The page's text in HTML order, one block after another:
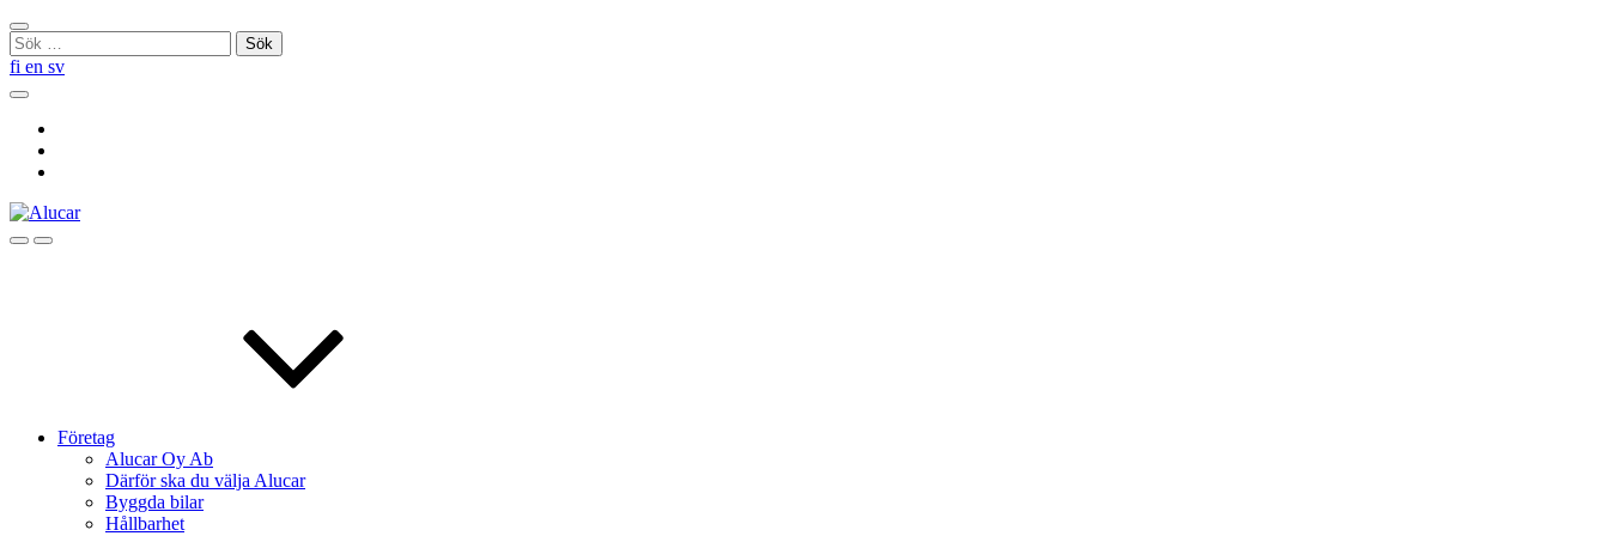
Skip
to
content
Stäng
sökningen
Sök
efter:
fi en sv
Sök
SökMenu
Företag
Alucar Oy Ab
Därför ska du välja Alucar
Byggda bilar
Hållbarhet